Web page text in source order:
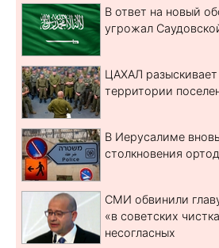
В ответ на новый
угрожал
ЦАХАЛ разыскивает
территории
В Иерусалиме
столкновения
СМИ обвинили
«в советских
несогласных